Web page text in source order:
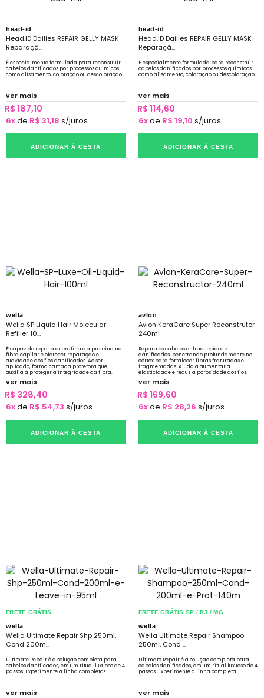
head-id
Head.ID Dailies REPAIR GELLY MASK
Reparaçã...
É especialmente formulada para reconstruir
cabelos danificados por processos químicos
como alisamento, coloração ou descoloração.
ver mais
R$ 187,10
6xde R$ 31,18 s/juros
ADICIONAR À CESTA
head-id
Head.ID Dailies REPAIR GELLY MASK
Reparaçã...
É especialmente formulada para reconstruir
cabelos danificados por processos químicos
como alisamento, coloração ou descoloração.
ver mais
R$ 114,60
6xde R$ 19,10 s/juros
ADICIONAR À CESTA
wella
Wella SP Liquid Hair Molecular
Refiller 10...
É capaz de repor a queratina e a proteína na
fibra capilar e oferecer reparação e
suavidade aos fios danificados. Ao ser
aplicado, forma camada protetora que
auxilia a proteger a integridade da fibra.
ver mais
R$ 328,40
6xde R$ 54,73 s/juros
ADICIONAR À CESTA
avlon
Avlon KeraCare Super Reconstrutor
240ml
Repara os cabelos enfraquecidos e
danificados, penetrando profundamente no
córtex para fortalecer fibras fraturadas e
fragmentadas. Ajuda a aumentar a
elasticidade e reduz a porosidade dos fios.
ver mais
R$ 169,60
6xde R$ 28,26 s/juros
ADICIONAR À CESTA
FRETE GRÁTIS
wella
Wella Ultimate Repair Shp 250ml,
Cond 200m...
Ultimate Repair é a solução completa para
cabelos danificados, em um ritual luxuoso de 4
passos. Experimente a linha completa!
ver mais
FRETE GRÁTIS SP / RJ / MG
wella
Wella Ultimate Repair Shampoo
250ml, Cond ...
Ultimate Repair é a solução completa para
cabelos danificados, em um ritual luxuoso de 4
passos. Experimente a linha completa!
ver mais